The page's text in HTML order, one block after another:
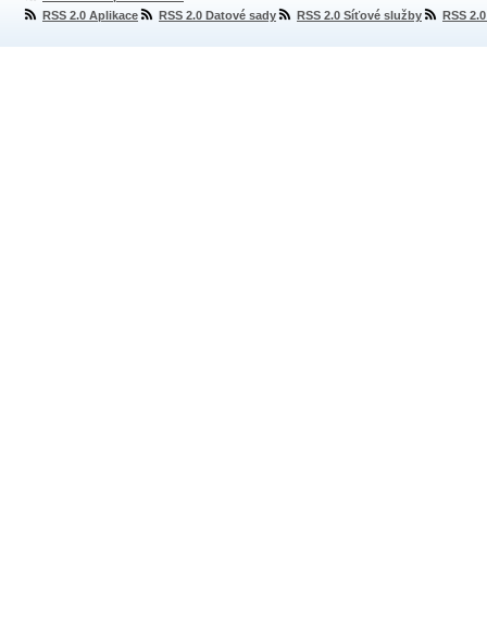
RSS 2.0 Aplikace
RSS 2.0 Datové sady RSS 2.0 Síťové služby RSS